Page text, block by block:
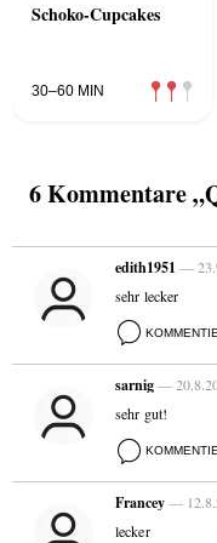
Schoko-Cupcakes
30–60 MIN
6 Kommentare
edith1951 —
sehr lecker
sarnig—
sehr gut!
Francey—
lecker